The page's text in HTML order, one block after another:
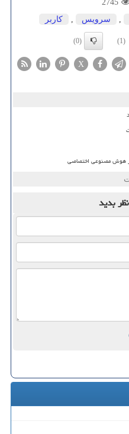
2745
سرویس كاربر
(1)
(0)
X
هوش مصنوعی اختصاصی
نظر بدید